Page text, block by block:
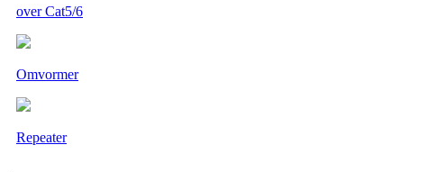
over Cat5/6
Omvormer
Repeater